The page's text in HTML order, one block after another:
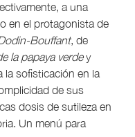
a una
en el protagonista de
Bouffant, de
la papaya verdey
la sofisticación en la
de sus
dosis de sutileza en
Un menú para